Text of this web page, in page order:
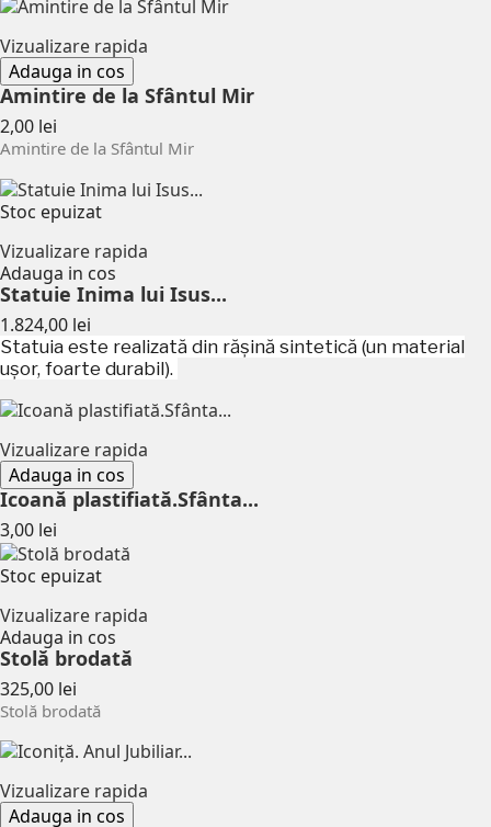
Vizualizare rapida
Adauga in cos
Amintire de la Sfântul Mir
2,00 lei
Amintire de la Sfântul Mir
Stoc epuizat
Vizualizare rapida
Adauga in cos
Statuie Inima lui Isus...
1.824,00 lei
Statuia este realizată din rășină sintetică (un material
ușor, foarte durabil).
Vizualizare rapida
Adauga in cos
Icoană plastifiată.Sfânta...
3,00 lei
Stoc epuizat
Vizualizare rapida
Adauga in cos
Stolă brodată
325,00 lei
Stolă brodată
Vizualizare rapida
Adauga in cos